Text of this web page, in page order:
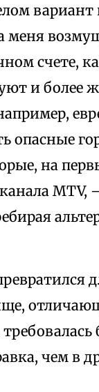
вариант
меня
счете,
и более
опасные
на
MTV,
чем в